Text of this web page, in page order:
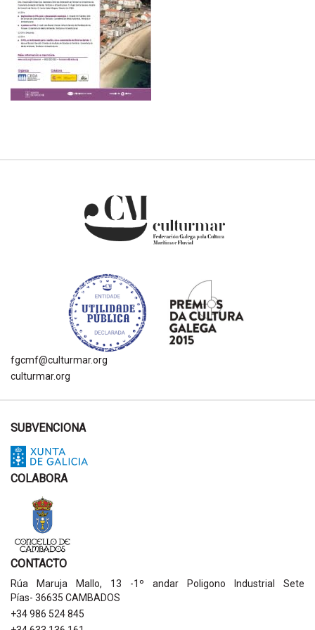
fgcmf@culturmar.org
culturmar.org
SUBVENCIONA
COLABORA
CONTACTO
Rúa Maruja Mallo, 13 -1º andar Poligono Industrial Sete
Pías- 36635 CAMBADOS
+34 986 524 845